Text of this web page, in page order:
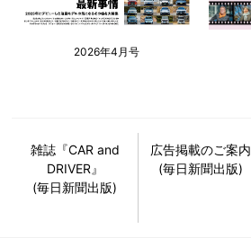
2026年4月号
雑誌『CAR and
DRIVER』
(毎日新聞出版)
広告掲載のご案内
(毎日新聞出版)